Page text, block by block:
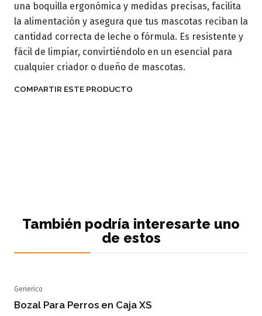
una boquilla ergonómica y medidas precisas, facilita
la alimentación y asegura que tus mascotas reciban la
cantidad correcta de leche o fórmula. Es resistente y
fácil de limpiar, convirtiéndolo en un esencial para
cualquier criador o dueño de mascotas.
COMPARTIR ESTE PRODUCTO
También podría interesarte uno
de estos
Generico
Bozal Para Perros en Caja XS